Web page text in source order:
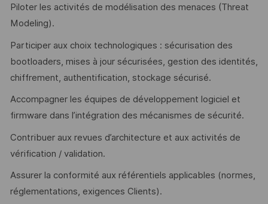
Piloter les activités de modélisation des menaces (Threat
Modeling).
Participer aux choix technologiques : sécurisation des
bootloaders, mises à jour sécurisées, gestion des identités,
chiffrement, authentification, stockage sécurisé.
Accompagner les équipes de développement logiciel et
firmware dans l’intégration des mécanismes de sécurité.
Contribuer aux revues d’architecture et aux activités de
vérification / validation.
Assurer la conformité aux référentiels applicables (normes,
réglementations, exigences Clients).